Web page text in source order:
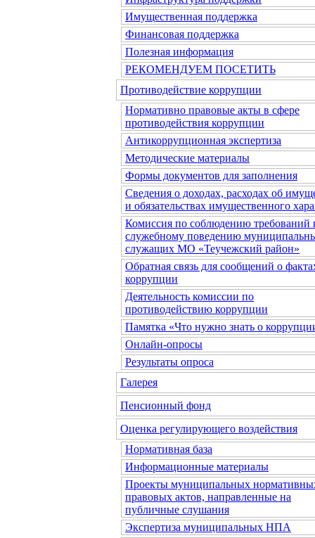
Имущественная поддержка
Финансовая поддержка
Полезная информация
РЕКОМЕНДУЕМ ПОСЕТИТЬ
Противодействие коррупции
Нормативно правовые акты в сфере
противодействия коррупции
Антикоррупционная экспертиза
Методические материалы
Формы документов для заполнения
Сведения о доходах, расходах об
и обязательствах имущественного
Комиссия по соблюдению требований
служебному поведению
служащих МО «Теучежский район»
Обратная связь для сообщений о
коррупции
Деятельность комиссии по
противодействию коррупции
Памятка «Что нужно знать о
Онлайн-опросы
Результаты опроса
Галерея
Пенсионный фонд
Оценка регулирующего воздействия
Нормативная база
Информационные материалы
Проекты муниципальных
правовых актов, направленные на
публичные слушания
Экспертиза муниципальных НПА